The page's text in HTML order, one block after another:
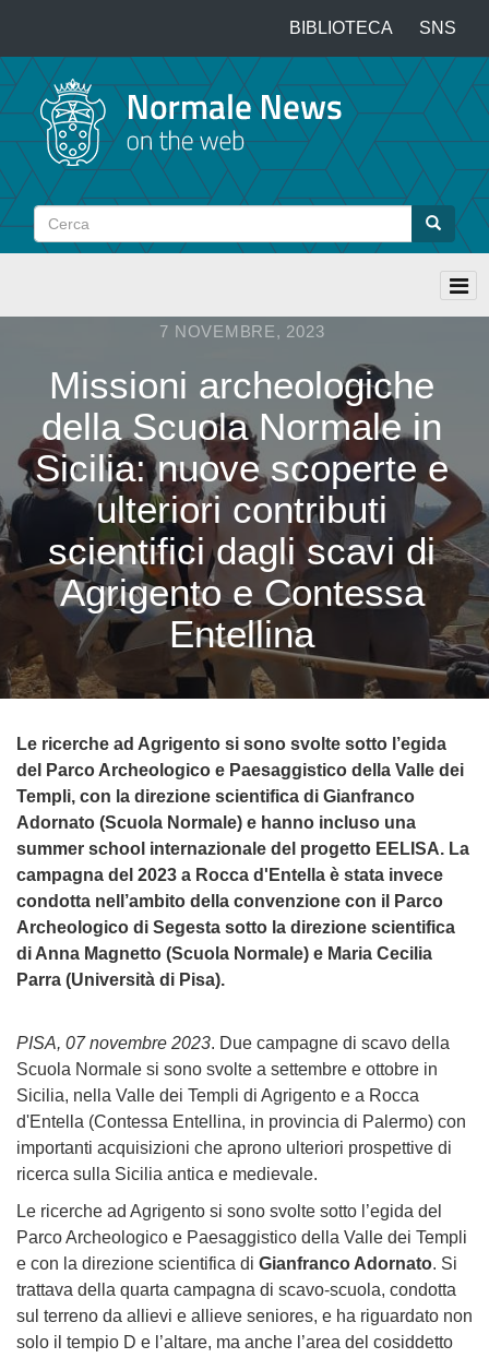
contenuto
principale
Top
menu
BIBLIOTECA SNS
Cerca
7 NOVEMBRE, 2023
Missioni archeologiche
della Scuola Normale in
Sicilia: nuove scoperte e
ulteriori contributi
scientifici dagli scavi di
Agrigento e Contessa
Entellina
Le ricerche ad Agrigento si sono svolte sotto l’egida
del Parco Archeologico e Paesaggistico della Valle dei
Templi, con la direzione scientifica di Gianfranco
Adornato (Scuola Normale) e hanno incluso una
summer school internazionale del progetto EELISA. La
campagna del 2023 a Rocca d'Entella è stata invece
condotta nell’ambito della convenzione con il Parco
Archeologico di Segesta sotto la direzione scientifica
di Anna Magnetto (Scuola Normale) e Maria Cecilia
Parra (Università di Pisa).
PISA, 07 novembre 2023. Due campagne di scavo della
Scuola Normale si sono svolte a settembre e ottobre in
Sicilia, nella Valle dei Templi di Agrigento e a Rocca
d'Entella (Contessa Entellina, in provincia di Palermo) con
importanti acquisizioni che aprono ulteriori prospettive di
ricerca sulla Sicilia antica e medievale.
Le ricerche ad Agrigento si sono svolte sotto l’egida del
Parco Archeologico e Paesaggistico della Valle dei Templi
e con la direzione scientifica di Gianfranco Adornato. Si
trattava della quarta campagna di scavo-scuola, condotta
sul terreno da allievi e allieve seniores, e ha riguardato non
solo il tempio D e l’altare, ma anche l’area del cosiddetto